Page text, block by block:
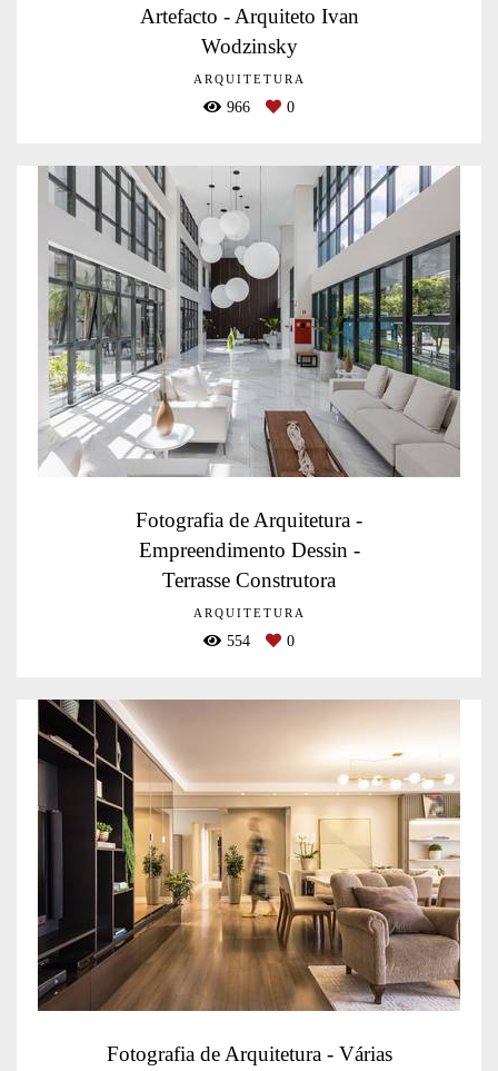
Artefacto - Arquiteto Ivan
Wodzinsky
ARQUITETURA
966 0
Fotografia de Arquitetura -
Empreendimento Dessin -
Terrasse Construtora
ARQUITETURA
554 0
Fotografia de Arquitetura - Várias